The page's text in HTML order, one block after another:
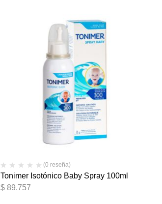
(0 reseña)
Tonimer Isotónico Baby Spray 100ml
$ 89.757